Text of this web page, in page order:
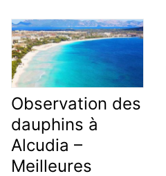
Observation des
dauphins à
Alcudia –
Meilleures